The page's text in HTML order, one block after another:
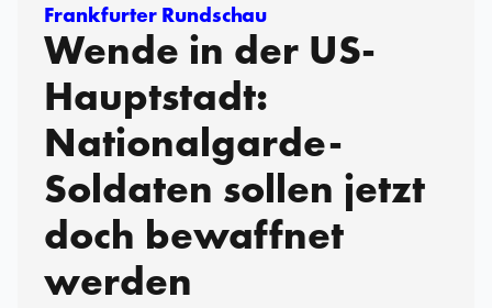
Frankfurter Rundschau
Wende in der US-
Hauptstadt:
Nationalgarde-
Soldaten sollen jetzt
doch bewaffnet
werden